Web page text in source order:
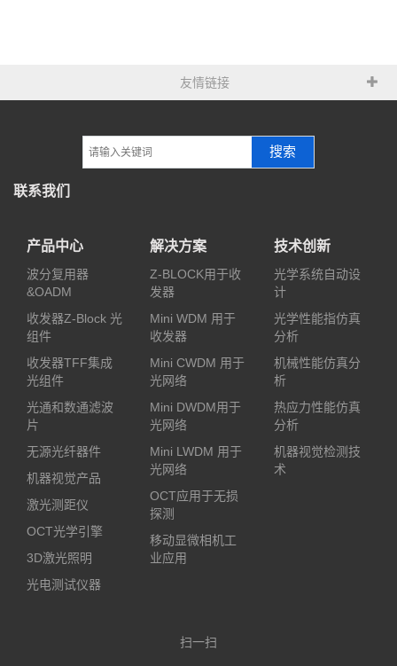
友情链接
搜索
联系我们
产品中心
波分复用器
&OADM
收发器Z-Block 光
组件
收发器TFF集成
光组件
光通和数通滤波
片
无源光纤器件
机器视觉产品
激光测距仪
OCT光学引擎
3D激光照明
光电测试仪器
解决方案
Z-BLOCK用于收
发器
Mini WDM 用于
收发器
Mini CWDM 用于
光网络
Mini DWDM用于
光网络
Mini LWDM 用于
光网络
OCT应用于无损
探测
移动显微相机工
业应用
技术创新
光学系统自动设
计
光学性能指仿真
分析
机械性能仿真分
析
热应力性能仿真
分析
机器视觉检测技
术
扫一扫